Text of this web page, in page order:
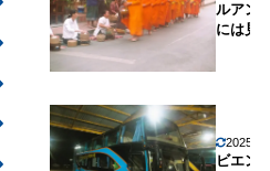
ルアン
には見
2025年
ビエン